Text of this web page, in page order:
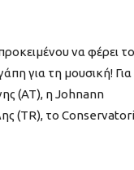
να φέρει
για τη μουσική! Για
(AT), η Johnann
(TR), το